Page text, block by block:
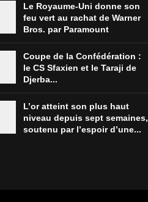
Le Royaume-Uni donne son
feu vert au rachat de Warner
Bros. par Paramount
Coupe de la Confédération :
le CS Sfaxien et le Taraji de
Djerba...
L’or atteint son plus haut
niveau depuis sept semaines,
soutenu par l’espoir d’une...